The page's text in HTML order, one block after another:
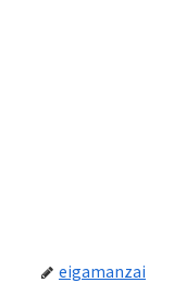
eigamanzai